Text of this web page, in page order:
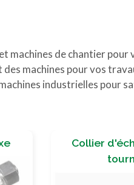
machines de chantier
machines pour vos
industrielles pour
Collier